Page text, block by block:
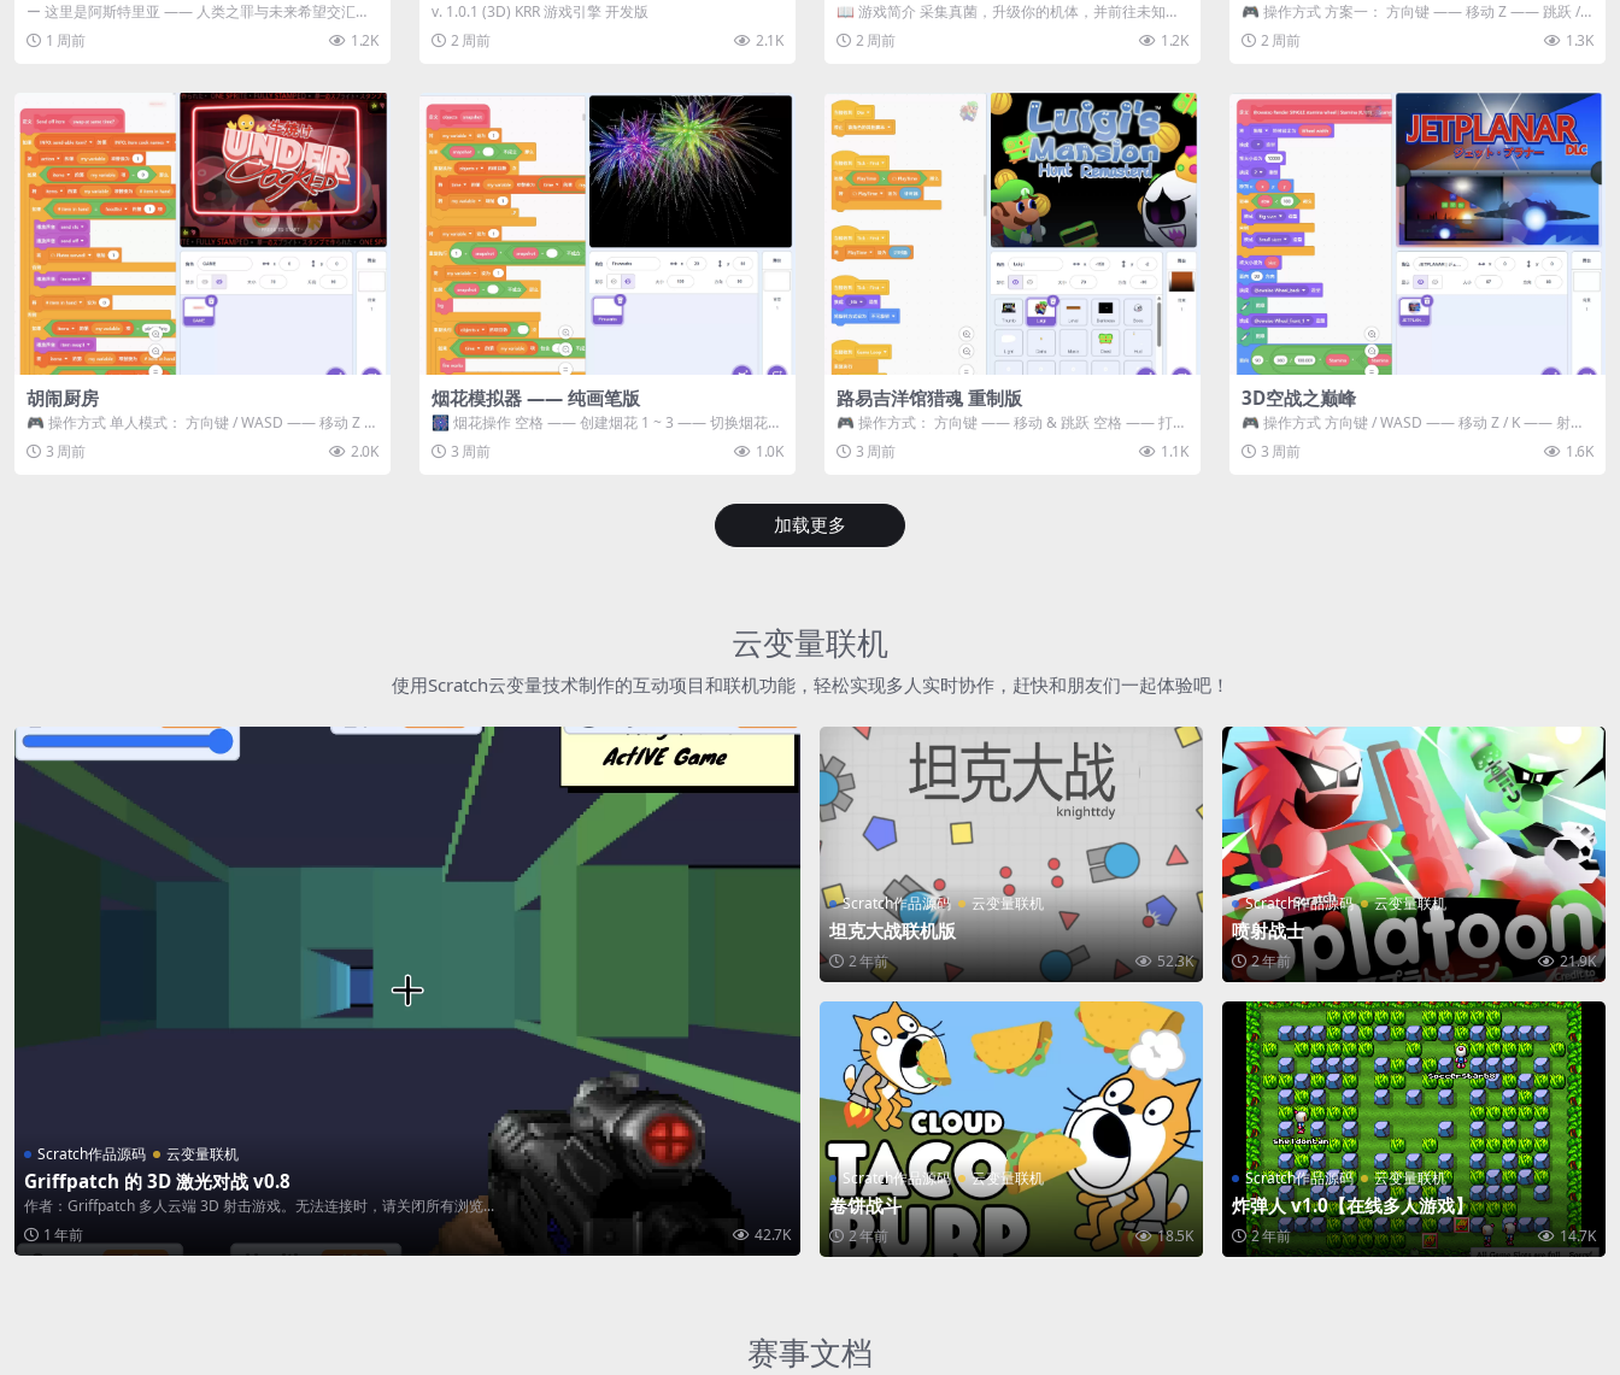
ー 这里是阿斯特里亚 —— 人类之罪与未来希望交汇之
地 📖 游戏简介 《阿斯特里...
1 周前 1.2K
v. 1.0.1 (3D) KRR 游戏引擎 开发版
2 周前
2.1K
📖 游戏简介 采集真菌，升级你的机体，并前往未知领
域探索。 这是一款静谧的探索冒...
2 周前 1.2K
🎮 操作方式 方案一： 方向键 —— 移动 Z —— 跳跃 /
漂移 方案二： ...
2 周前 1.3K
胡闹厨房
🎮 操作方式 单人模式： 方向键 / WASD —— 移动 Z /
K —— 抓...
3 周前 2.0K
烟花模拟器 —— 纯画笔版
🎆 烟花操作 空格 —— 创建烟花 1 ~ 3 —— 切换烟花类
型 普通烟花 嘶...
3 周前 1.0K
路易吉洋馆猎魂 重制版
🎮 操作方式： 方向键 —— 移动 & 跳跃 空格 —— 打开
宝箱 将你...
3 周前 1.1K
3D空战之巅峰
🎮 操作方式 方向键 / WASD —— 移动 Z / K —— 射击 /
攻击...
3 周前 1.6K
加载更多
云变量联机
使用Scratch云变量技术制作的互动项目和联机功能，轻松实现多人实时协作，赶快和朋友们一起体验吧！
Scratch作品源码 云变量联机
Griffpatch 的 3D 激光对战 v0.8
作者：Griffpatch 多人云端 3D 射击游戏。无法连接时，请关闭所有浏览...
1 年前
42.7K
Scratch作品源码 云变量联机
坦克大战联机版
2 年前 52.3K
Scratch作品源码 云变量联机
喷射战士
2 年前 21.9K
Scratch作品源码 云变量联机
卷饼战斗
2 年前 18.5K
Scratch作品源码 云变量联机
炸弹人 v1.0【在线多人游戏】
2 年前 14.7K
赛事文档